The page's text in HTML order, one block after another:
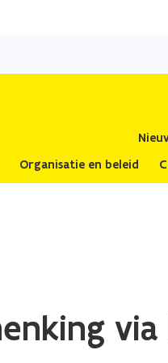
naar
Organisatie en beleid